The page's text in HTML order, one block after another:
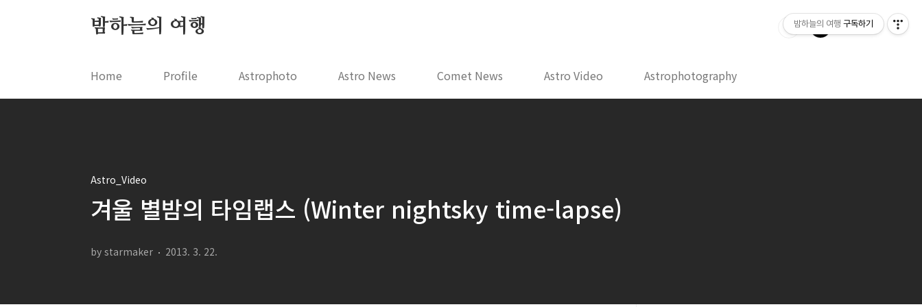
밤하늘의 여행
Home Profile Astrophoto Astro News Comet News Astro Video Astrophotography
Astro_Video
겨울 별밤의 타임랩스 (Winter nightsky time-lapse)
by starmaker 2013. 3. 22.
밤하늘의 여행 구독하기